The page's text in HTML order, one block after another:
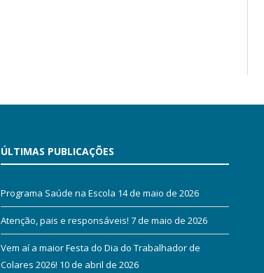
ÚLTIMAS PUBLICAÇÕES
Programa Saúde na Escola 14 de maio de 2026
Atenção, pais e responsáveis! 7 de maio de 2026
Vem aí a maior Festa do Dia do Trabalhador de
Colares 2026! 10 de abril de 2026